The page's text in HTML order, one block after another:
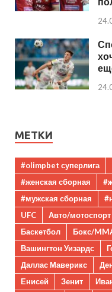
МЕТКИ
#olimpbet суперлига
#женская сборная
#мужская сборная
UFC
Авто/мотоспорт
Баскетбол
Бокс/
Вашингтон Уизардс
Даллас Маверикс
Енисей
Зенит